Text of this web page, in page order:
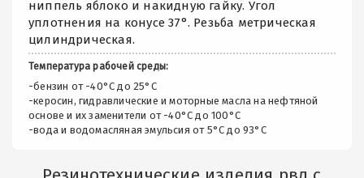
ниппель яблоко и накидную гайку. Угол
уплотнения на конусе 37°. Резьба метрическая
цилиндрическая.
Температура рабочей среды:
-бензин от -40°C до 25°C
-керосин, гидравлические и моторные масла на нефтяной
основе и их заменители от -40°C до 100°C
-вода и водомасляная эмульсия от 5°C до 93°C